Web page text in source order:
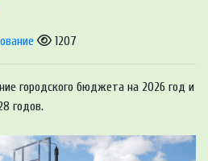
1207
городского бюджета на 2026 год и
годов.